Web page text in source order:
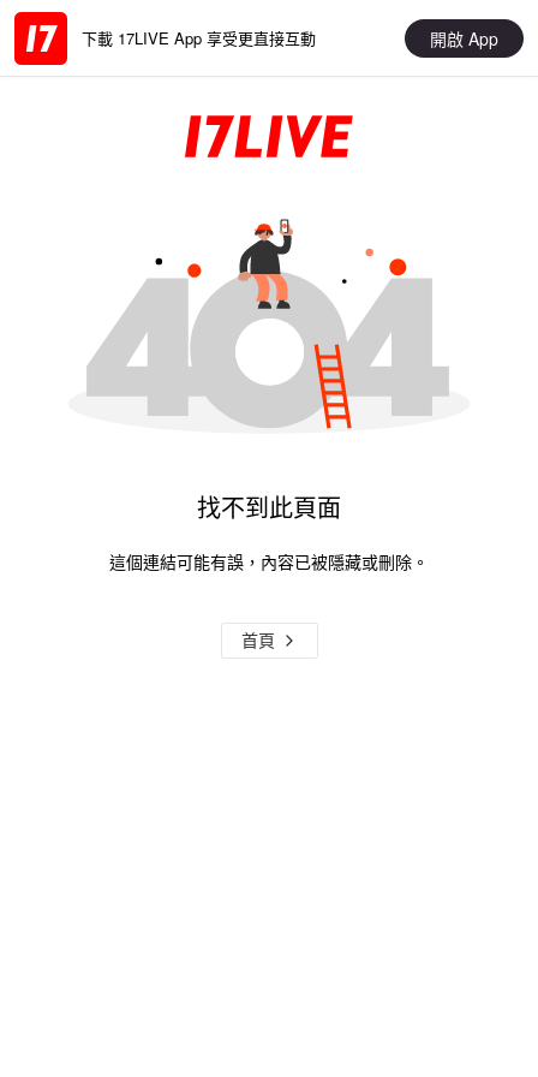
下載 17LIVE App 享受更直接互動 開啟 App
找不到此頁面
這個連結可能有誤，內容已被隱藏或刪除。
首頁